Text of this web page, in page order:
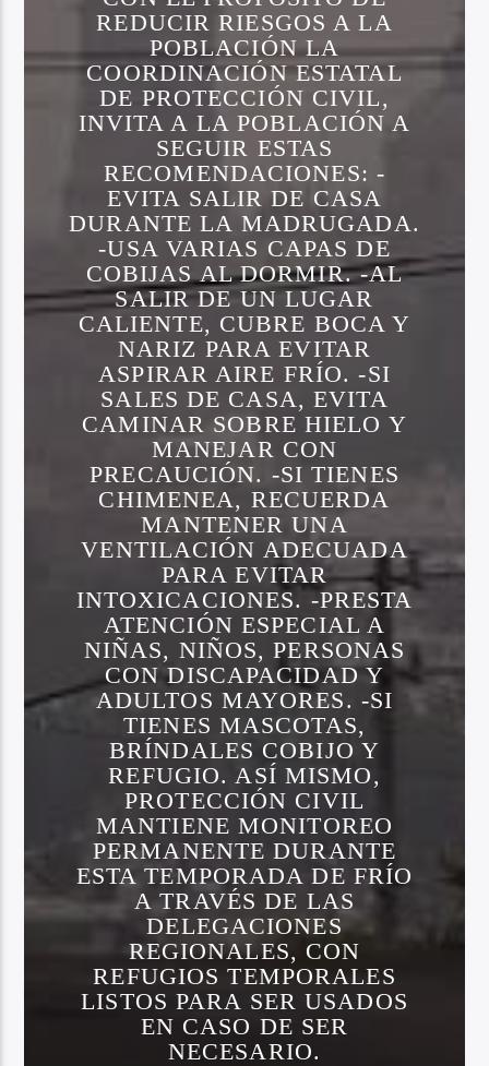
REDUCIR RIESGOS A LA
POBLACIÓN LA
COORDINACIÓN ESTATAL
DE PROTECCIÓN CIVIL,
INVITA A LA POBLACIÓN A
SEGUIR ESTAS
RECOMENDACIONES: -
EVITA SALIR DE CASA
DURANTE LA MADRUGADA.
-USA VARIAS CAPAS DE
COBIJAS AL DORMIR. -AL
SALIR DE UN LUGAR
CALIENTE, CUBRE BOCA Y
NARIZ PARA EVITAR
ASPIRAR AIRE FRÍO. -SI
SALES DE CASA, EVITA
CAMINAR SOBRE HIELO Y
MANEJAR CON
PRECAUCIÓN. -SI TIENES
CHIMENEA, RECUERDA
MANTENER UNA
VENTILACIÓN ADECUADA
PARA EVITAR
INTOXICACIONES. -PRESTA
ATENCIÓN ESPECIAL A
NIÑAS, NIÑOS, PERSONAS
CON DISCAPACIDAD Y
ADULTOS MAYORES. -SI
TIENES MASCOTAS,
BRÍNDALES COBIJO Y
REFUGIO. ASÍ MISMO,
PROTECCIÓN CIVIL
MANTIENE MONITOREO
PERMANENTE DURANTE
ESTA TEMPORADA DE FRÍO
A TRAVÉS DE LAS
DELEGACIONES
REGIONALES, CON
REFUGIOS TEMPORALES
LISTOS PARA SER USADOS
EN CASO DE SER
NECESARIO.